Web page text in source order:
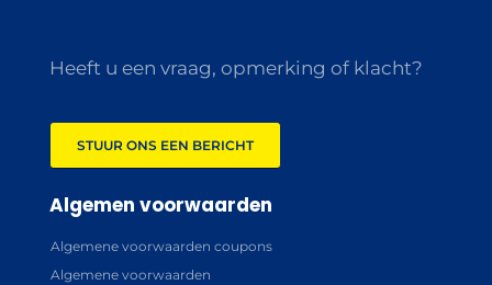
Heeft u een vraag, opmerking of klacht?
STUUR ONS EEN BERICHT
Algemen voorwaarden
Algemene voorwaarden coupons
Algemene voorwaarden